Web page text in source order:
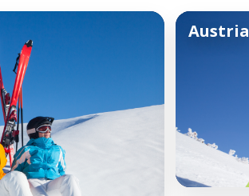
Austria